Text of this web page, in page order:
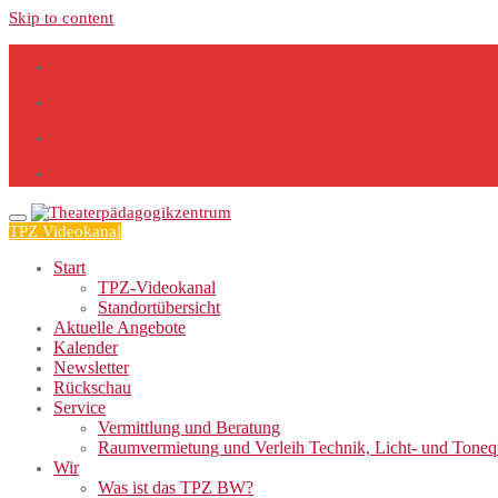
Skip to content
TPZ Videokanal
Start
TPZ-Videokanal
Standortübersicht
Aktuelle Angebote
Kalender
Newsletter
Rückschau
Service
Vermittlung und Beratung
Raumvermietung und Verleih Technik, Licht- und
Wir
Was ist das TPZ BW?